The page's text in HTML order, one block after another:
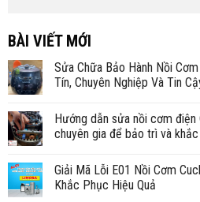
BÀI VIẾT MỚI
Sửa Chữa Bảo Hành Nồi
Tín, Chuyên Nghiệp Và Tin
Hướng dẫn sửa nồi cơm
chuyên gia để bảo trì và
Giải Mã Lỗi E01 Nồi Cơm
Khắc Phục Hiệu Quả